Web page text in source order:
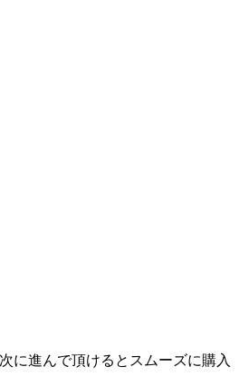
に進んで頂けるとスムーズに購入